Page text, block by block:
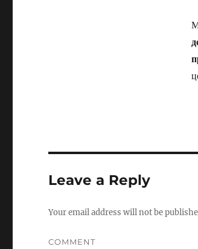
Leave a Reply
Your email address will not be
COMMENT